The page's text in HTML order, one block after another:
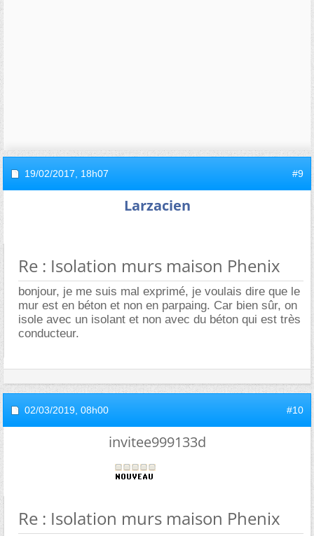
19/02/2017, 18h07 #9
Larzacien
Re : Isolation murs maison Phenix
bonjour, je me suis mal exprimé, je voulais dire que le
mur est en béton et non en parpaing. Car bien sûr, on
isole avec un isolant et non avec du béton qui est très
conducteur.
02/03/2019, 08h00 #10
invitee999133d
Re : Isolation murs maison Phenix